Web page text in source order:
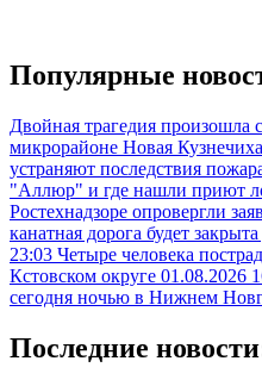
Популярные
Двойная трагедия
микрорайоне Новая Кузнечиха
устраняют последствия
"Аллюр" и где нашли приют
Ростехнадзоре опровергли
канатная дорога будет
23:03 Четыре человека
Кстовском округе 01.08.2026
сегодня ночью в Нижнем
Последние